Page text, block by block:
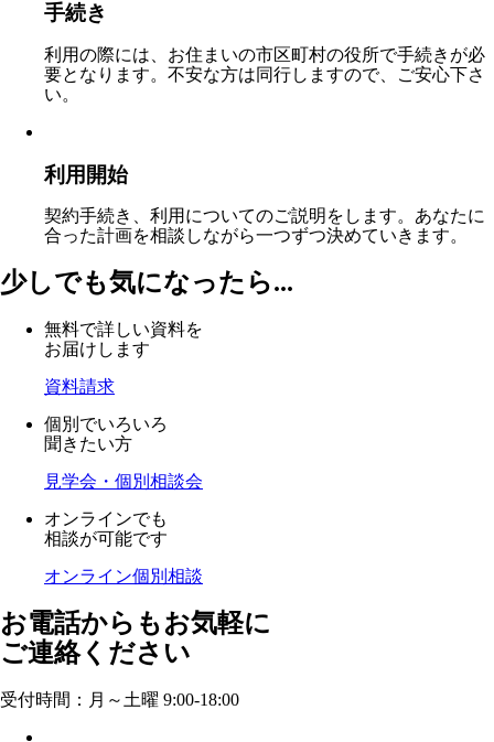
手続き
利用の際には、お住まいの市区町村の役所で手続きが必
要となります。不安な方は同行しますので、ご安心下さ
い。
利用開始
契約手続き、利用についてのご説明をします。あなたに
合った計画を相談しながら一つずつ決めていきます。
少しでも気になったら...
無料で詳しい資料を
お届けします
資料請求
個別でいろいろ
聞きたい方
見学会・個別相談会
オンラインでも
相談が可能です
オンライン個別相談
お電話からもお気軽に
ご連絡ください
受付時間：月～土曜 9:00-18:00